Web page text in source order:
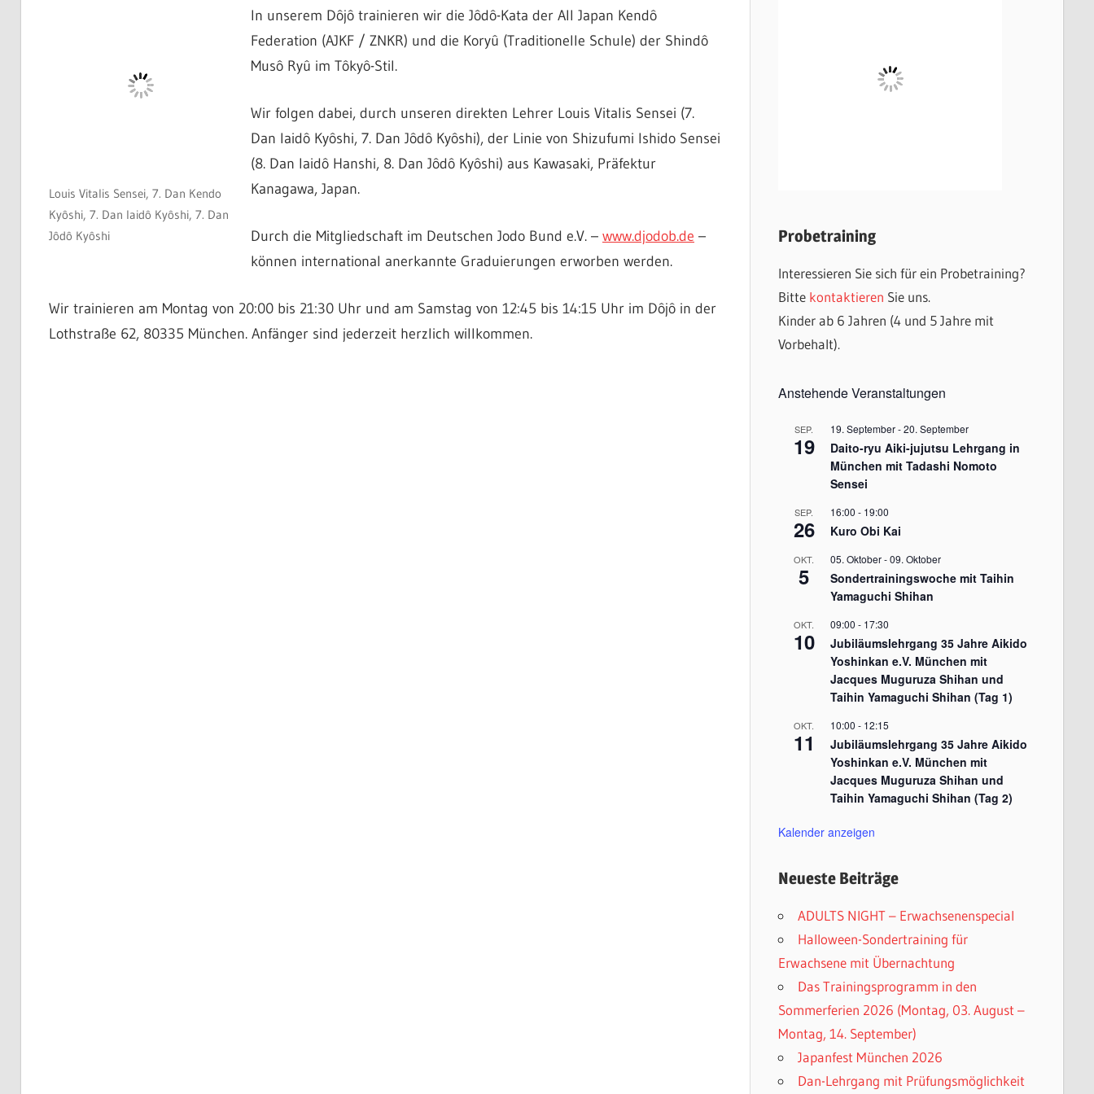
Louis Vitalis Sensei, 7. Dan Kendo
Kyôshi, 7. Dan Iaidô Kyôshi, 7. Dan
Jôdô Kyôshi
In unserem Dôjô trainieren wir die Jôdô-Kata der All Japan Kendô
Federation (AJKF / ZNKR) und die Koryû (Traditionelle Schule) der Shindô
Musô Ryû im Tôkyô-Stil.
Wir folgen dabei, durch unseren direkten Lehrer Louis Vitalis Sensei (7.
Dan Iaidô Kyôshi, 7. Dan Jôdô Kyôshi), der Linie von Shizufumi Ishido Sensei
(8. Dan Iaidô Hanshi, 8. Dan Jôdô Kyôshi) aus Kawasaki, Präfektur
Kanagawa, Japan.
Durch die Mitgliedschaft im Deutschen Jodo Bund e.V. – www.djodob.de –
können international anerkannte Graduierungen erworben werden.
Wir trainieren am Montag von 20:00 bis 21:30 Uhr und am Samstag von 12:45 bis 14:15 Uhr im Dôjô in der
Lothstraße 62, 80335 München. Anfänger sind jederzeit herzlich willkommen.
Probetraining
Interessieren Sie sich für ein Probetraining?
Bitte kontaktieren Sie uns.
Kinder ab 6 Jahren (4 und 5 Jahre mit
Vorbehalt).
Anstehende Veranstaltungen
SEP.
19
19. September-20. September
Daito-ryu Aiki-jujutsu Lehrgang in
München mit Tadashi Nomoto
Sensei
SEP.
26
16:00 - 19:00
Kuro Obi Kai
OKT.
5
05. Oktober-09. Oktober
Sondertrainingswoche mit Taihin
Yamaguchi Shihan
OKT.
10
09:00 - 17:30
Jubiläumslehrgang 35 Jahre Aikido
Yoshinkan e.V. München mit
Jacques Muguruza Shihan und
Taihin Yamaguchi Shihan (Tag 1)
OKT.
11
10:00 - 12:15
Jubiläumslehrgang 35 Jahre Aikido
Yoshinkan e.V. München mit
Jacques Muguruza Shihan und
Taihin Yamaguchi Shihan (Tag 2)
Kalender anzeigen
Neueste Beiträge
ADULTS NIGHT – Erwachsenenspecial
Halloween-Sondertraining für
Erwachsene mit Übernachtung
Das Trainingsprogramm in den
Sommerferien 2026 (Montag, 03. August –
Montag, 14. September)
Japanfest München 2026
Dan-Lehrgang mit Prüfungsmöglichkeit